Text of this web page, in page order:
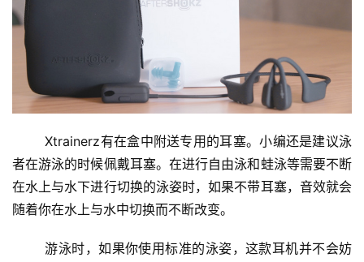
Xtrainerz有在盒中附送专用的耳塞。小编还是建议泳
者在游泳的时候佩戴耳塞。在进行自由泳和蛙泳等需要不断
在水上与水下进行切换的泳姿时，如果不带耳塞，音效就会
随着你在水上与水中切换而不断改变。
	游泳时，如果你使用标准的泳姿，这款耳机并不会妨